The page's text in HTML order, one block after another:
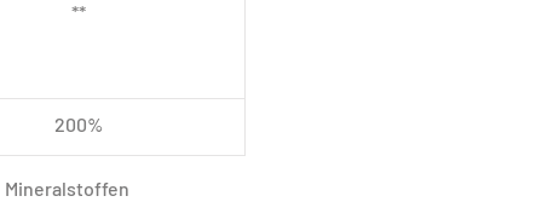
**
200%
Mineralstoffen